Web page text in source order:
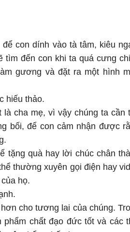
con dính vào tà tâm, kiêu
tìm đến con khi ta quá cưng
gương và đặt ra một hình
hiếu thảo.
cha mẹ, vì vậy chúng ta cần
bối, để con cảm nhận được
tặng quà hay lời chúc chân
thường xuyên gọi điện hay
họ.
cho tương lai của chúng.
phẩm chất đạo đức tốt và các